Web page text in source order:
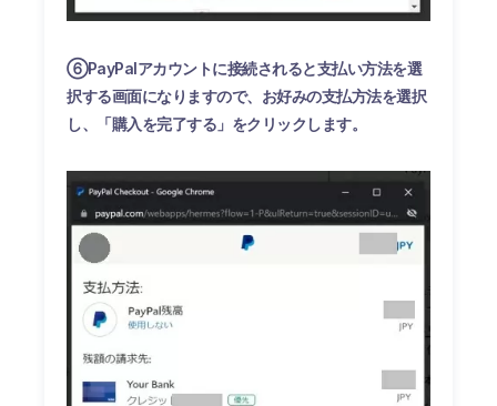
⑥PayPalアカウントに接続されると支払い方法を選
択する画面になりますので、お好みの支払方法を選択
し、「購入を完了する」をクリックします。